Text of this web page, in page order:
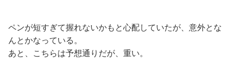
ペンが短すぎて握れないかもと心配していたが、意外とな
んとかなっている。
あと、こちらは予想通りだが、重い。